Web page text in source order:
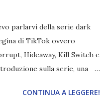
parlarvi della serie dark
di TikTok ovvero
Hideaway, Kill Switch e
sulla serie, una
libri singoli. I libri sono in
CONTINUA A LEGGERE!